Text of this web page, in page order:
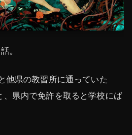
。
他県の教習所に通っていた
、県内で免許を取ると学校にば